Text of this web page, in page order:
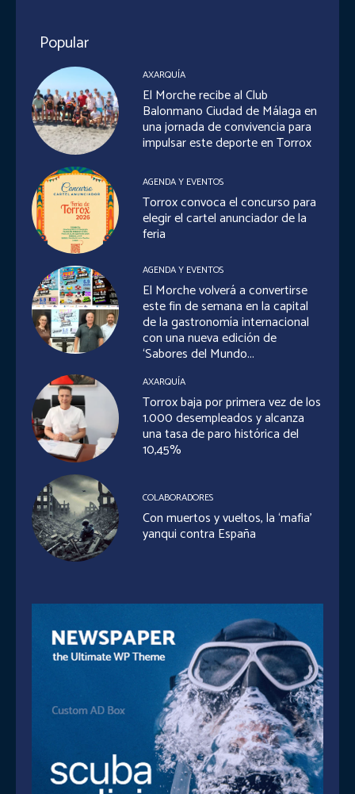
Popular
AXARQUÍA
El Morche recibe al Club
Balonmano Ciudad de Málaga en
una jornada de convivencia para
impulsar este deporte en Torrox
AGENDA Y EVENTOS
Torrox convoca el concurso para
elegir el cartel anunciador de la
feria
AGENDA Y EVENTOS
El Morche volverá a convertirse
este fin de semana en la capital
de la gastronomía internacional
con una nueva edición de
‘Sabores del Mundo...
AXARQUÍA
Torrox baja por primera vez de los
1.000 desempleados y alcanza
una tasa de paro histórica del
10,45%
COLABORADORES
Con muertos y vueltos, la ‘mafia’
yanqui contra España